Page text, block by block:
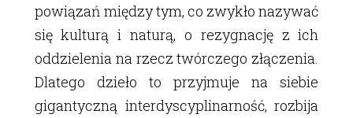
powiązań między tym, co zwykło nazywać
się kulturą i naturą, o rezygnację z ich
oddzielenia na rzecz twórczego złączenia.
Dlatego dzieło to przyjmuje na siebie
gigantyczną interdyscyplinarność, rozbija